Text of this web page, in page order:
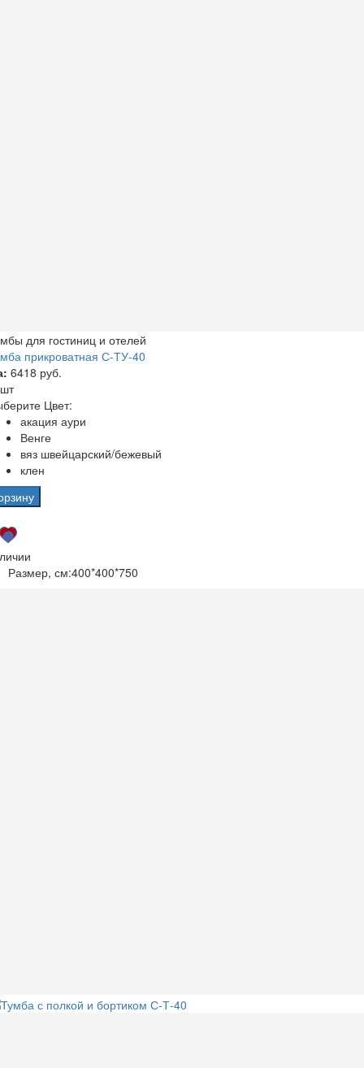
для гостиниц и отелей
прикроватная С-ТУ-40
6418 руб.
Цвет:
акация аури
Венге
вяз швейцарский/бежевый
клен
Размер, см:400*400*750